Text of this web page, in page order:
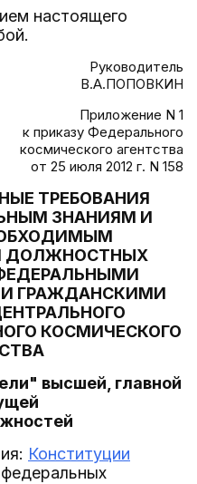
настоящего
Руководитель
В.А.ПОПОВКИН
Приложение N 1
к приказу Федерального
космического агентства
от 25 июля 2012 г. N 158
ТРЕБОВАНИЯ
ЗНАНИЯМ И
ДОЛЖНОСТНЫХ
ГРАЖДАНСКИМИ
КОСМИЧЕСКОГО
высшей, главной
Конституции